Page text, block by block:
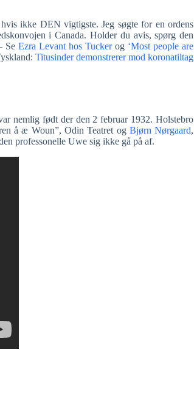
ikke DEN vigtigste. Jeg søgte for en ordens
i Canada. Holder du avis, spørg den
Se Ezra Levant hos Tuckerog ‘Most people are
Titusinder demonstrerer mod koronatiltag
nemlig født der den 2 februar 1932. Holstebro
å æ Woun”, Odin Teatret og Bjørn Nørgaard,
professonelle Uwe sig ikke gå på af.